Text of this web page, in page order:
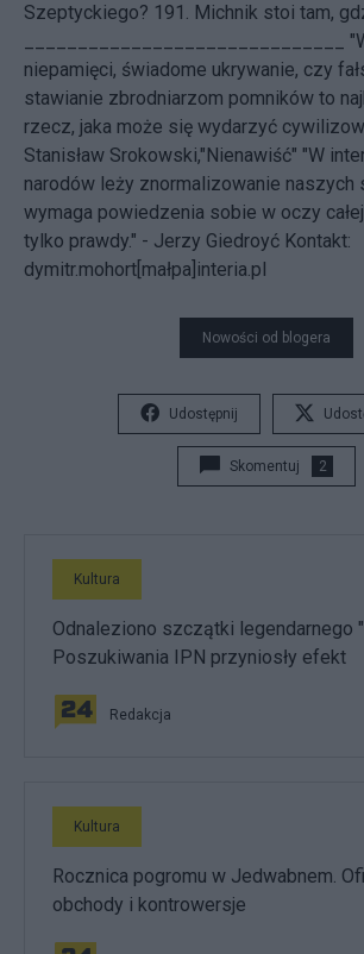
Szeptyckiego? 191. Michnik stoi tam,
______________________________
niepamięci, świadome ukrywanie, czy
stawianie zbrodniarzom pomników to
rzecz, jaka może się wydarzyć
Stanisław Srokowski,"Nienawiść" "W
narodów leży znormalizowanie naszych
wymaga powiedzenia sobie w oczy
tylko prawdy." - Jerzy Giedroyć Kontakt:
dymitr.mohort[małpa]interia.pl
Nowości od blogera
Udostępnij
Skomentuj 2
Kultura
Odnaleziono szczątki legendarnego
Poszukiwania IPN przyniosły efekt
Redakcja
Kultura
Rocznica pogromu w Jedwabnem.
obchody i kontrowersje